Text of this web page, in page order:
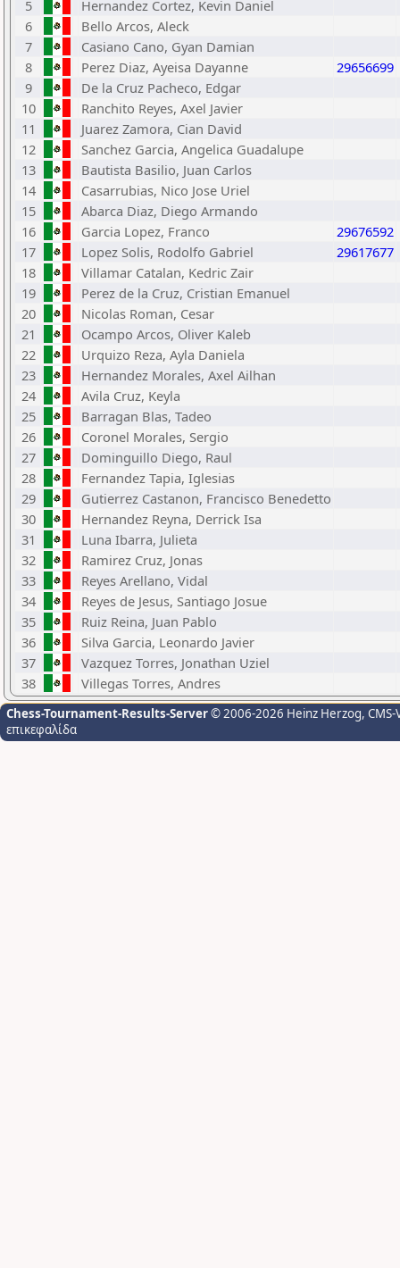
5
Hernandez Cortez, Kevin Daniel
6
Bello Arcos, Aleck
7
Casiano Cano, Gyan Damian
8
Perez Diaz, Ayeisa Dayanne 29656699
9
De la Cruz Pacheco, Edgar
10
Ranchito Reyes, Axel Javier
11
Juarez Zamora, Cian David
12
Sanchez Garcia, Angelica Guadalupe
13
Bautista Basilio, Juan Carlos
14
Casarrubias, Nico Jose Uriel
15
Abarca Diaz, Diego Armando
16
Garcia Lopez, Franco 29676592
17
Lopez Solis, Rodolfo Gabriel 29617677
18
Villamar Catalan, Kedric Zair
19
Perez de la Cruz, Cristian Emanuel
20
Nicolas Roman, Cesar
21
Ocampo Arcos, Oliver Kaleb
22
Urquizo Reza, Ayla Daniela
23
Hernandez Morales, Axel Ailhan
24
Avila Cruz, Keyla
25
Barragan Blas, Tadeo
26
Coronel Morales, Sergio
27
Dominguillo Diego, Raul
28
Fernandez Tapia, Iglesias
29
Gutierrez Castanon, Francisco Benedetto
30
Hernandez Reyna, Derrick Isa
31
Luna Ibarra, Julieta
32
Ramirez Cruz, Jonas
33
Reyes Arellano, Vidal
34
Reyes de Jesus, Santiago Josue
35
Ruiz Reina, Juan Pablo
36
Silva Garcia, Leonardo Javier
37
Vazquez Torres, Jonathan Uziel
38
Villegas Torres, Andres
Chess-Tournament-Results-Server© 2006-2026 Heinz Herzog,
επικεφαλίδα